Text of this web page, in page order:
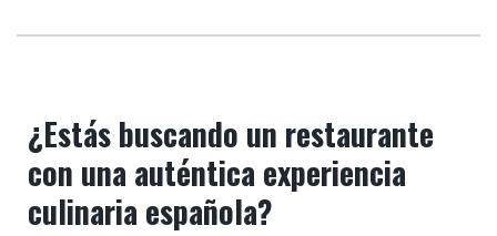
¿Estás buscando un restaurante
con una auténtica experiencia
culinaria española?